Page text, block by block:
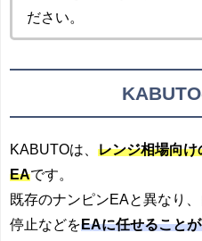
ださい。
KABUTOは、 レンジ相場向け
EAです。
既存のナンピンEAと異なり
停止などをEAに任せること